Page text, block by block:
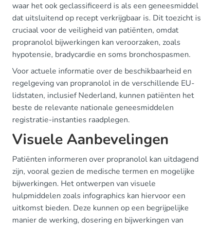
waar het ook geclassificeerd is als een geneesmiddel
dat uitsluitend op recept verkrijgbaar is. Dit toezicht is
cruciaal voor de veiligheid van patiënten, omdat
propranolol bijwerkingen kan veroorzaken, zoals
hypotensie, bradycardie en soms bronchospasmen.
Voor actuele informatie over de beschikbaarheid en
regelgeving van propranolol in de verschillende EU-
lidstaten, inclusief Nederland, kunnen patiënten het
beste de relevante nationale geneesmiddelen
registratie-instanties raadplegen.
Visuele Aanbevelingen
Patiënten informeren over propranolol kan uitdagend
zijn, vooral gezien de medische termen en mogelijke
bijwerkingen. Het ontwerpen van visuele
hulpmiddelen zoals infographics kan hiervoor een
uitkomst bieden. Deze kunnen op een begrijpelijke
manier de werking, dosering en bijwerkingen van